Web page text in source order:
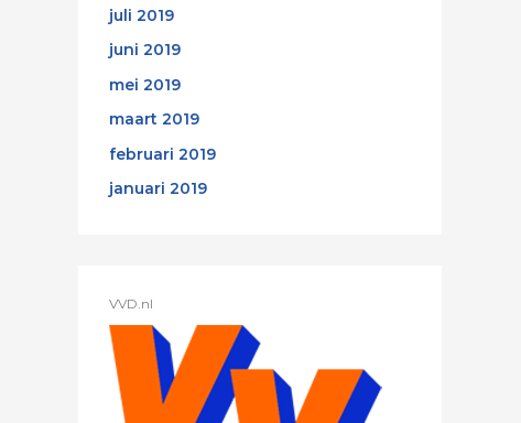
juli 2019
juni 2019
mei 2019
maart 2019
februari 2019
januari 2019
VVD.nl